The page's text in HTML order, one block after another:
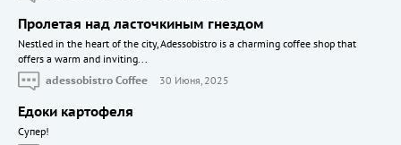
Пролетая над ласточкиным гнездом
Nestled in the heart of the city, Adessobistro is a charming coffee shop that
offers a warm and inviting...
adessobistro Coffee
30 Июня, 2025
Едоки картофеля
Cупер!